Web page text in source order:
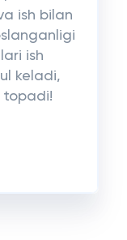
ish bilan
ish
keladi,
topadi!